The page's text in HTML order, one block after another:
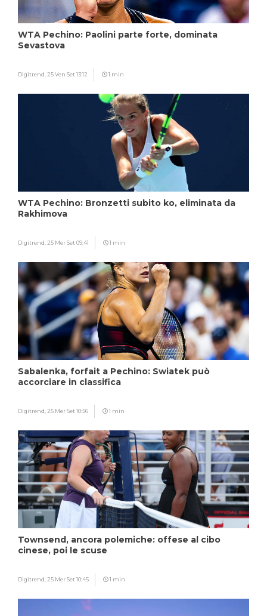
WTA Pechino: Paolini parte forte, dominata
Sevastova
Digitrend, 25 Ven Set 13:12 1 min
WTA Pechino: Bronzetti subito ko, eliminata da
Rakhimova
Digitrend, 25 Mer Set 09:41 1 min
Sabalenka, forfait a Pechino: Swiatek può
accorciare in classifica
Digitrend, 25 Mer Set 10:56 1 min
Townsend, ancora polemiche: offese al cibo
cinese, poi le scuse
Digitrend, 25 Mer Set 10:45 1 min